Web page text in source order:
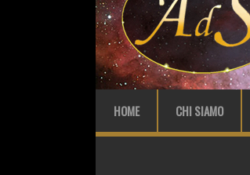
HOME CHI SIAMO